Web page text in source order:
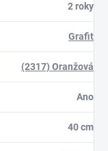
2 roky
Grafit
(2317) Oranžová
Ano
40 cm